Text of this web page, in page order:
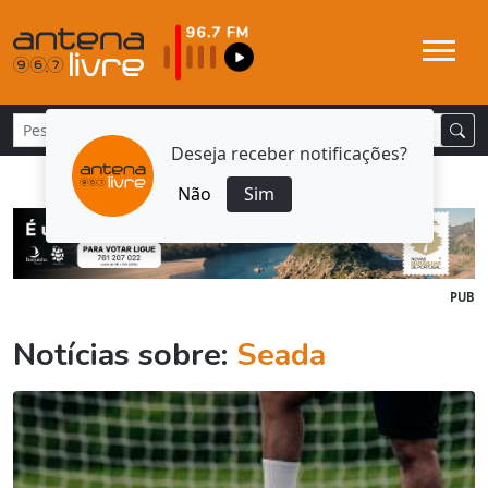
Deseja receber notificações?
Não
Sim
PUB
Notícias sobre: Seada